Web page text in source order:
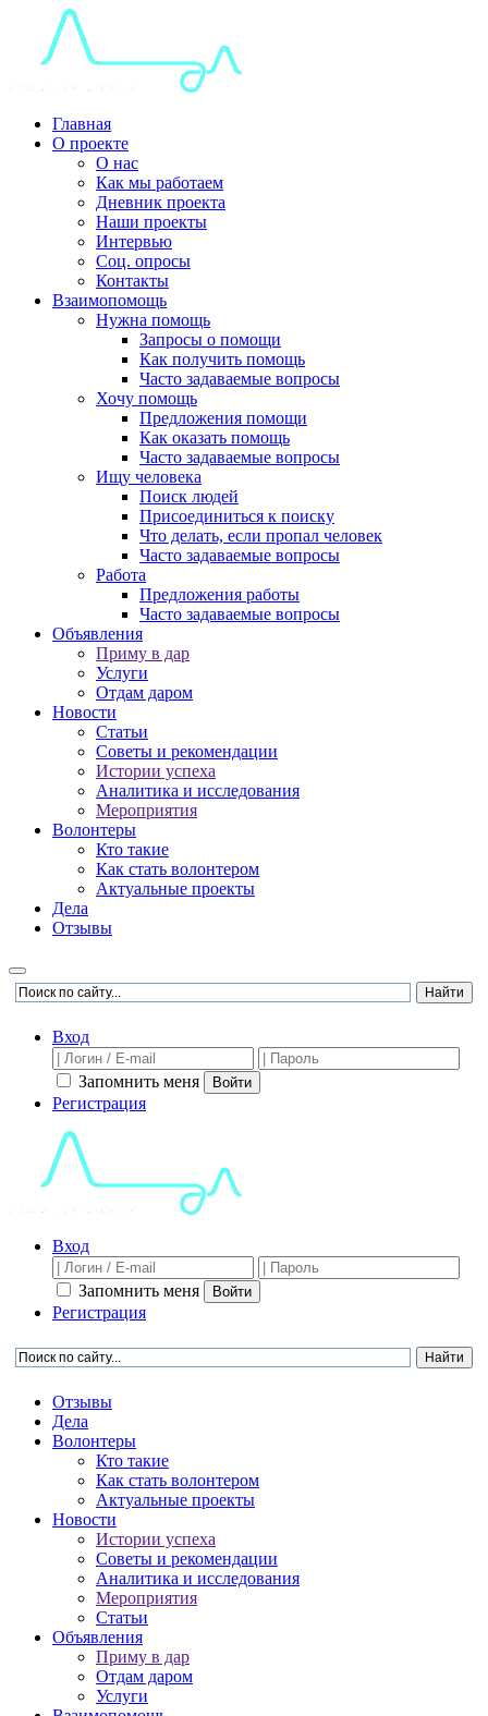
Главная
О проекте
О нас
Как мы работаем
Дневник проекта
Наши проекты
Интервью
Соц. опросы
Контакты
Взаимопомощь
Нужна помощь
Запросы о помощи
Как получить помощь
Часто задаваемые вопросы
Хочу помощь
Предложения помощи
Как оказать помощь
Часто задаваемые вопросы
Ищу человека
Поиск людей
Присоединиться к поиску
Что делать, если пропал человек
Часто задаваемые вопросы
Работа
Предложения работы
Часто задаваемые вопросы
Объявления
Приму в дар
Услуги
Отдам даром
Новости
Статьи
Советы и рекомендации
Истории успеха
Аналитика и исследования
Мероприятия
Волонтеры
Кто такие
Как стать волонтером
Актуальные проекты
Дела
Отзывы
Вход
Запомнить меня Войти
Регистрация
Вход
Запомнить меня Войти
Регистрация
Отзывы
Дела
Волонтеры
Кто такие
Как стать волонтером
Актуальные проекты
Новости
Истории успеха
Советы и рекомендации
Аналитика и исследования
Мероприятия
Статьи
Объявления
Приму в дар
Отдам даром
Услуги